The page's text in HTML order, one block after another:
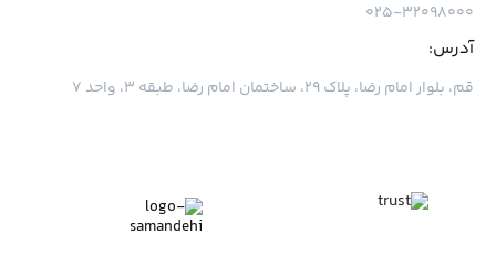
۰۲۵-۳۲۰۹۸۰۰۰
آدرس:
قم، بلوار امام رضا، پلاک ۲۹، ساختمان امام رضا، طبقه ۳، واحد ۷